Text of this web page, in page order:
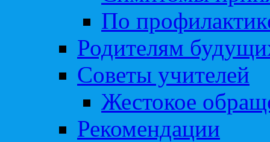
По
Родителям
Советы учителей
Жестокое
Рекомендации